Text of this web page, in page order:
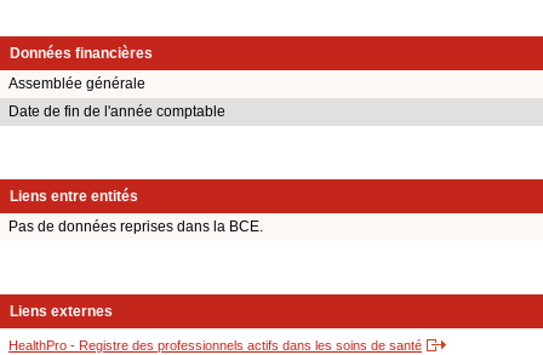
Données financières
Assemblée générale
Date de fin de l'année comptable
Liens entre entités
Pas de données reprises dans la BCE.
Liens externes
HealthPro - Registre des professionnels actifs dans les soins de santé